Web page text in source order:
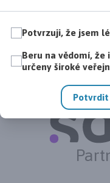
Hlavní
Potvrzuji, že jsem
Beru na vědomí,
určeny široké
Potvrdit